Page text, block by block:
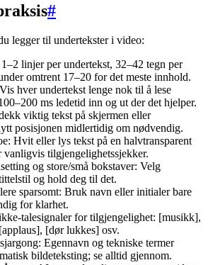
#
legger til undertekster i video:
linjer per undertekst, 32–42 tegn per
omtrent 17–20 for det meste innhold.
hver undertekst lenge nok til å lese
ms ledetid inn og ut der det hjelper.
viktig tekst på skjermen eller
posisjonen midlertidig om nødvendig.
Hvit eller lys tekst på en halvtransparent
vanligvis tilgjengelighetssjekker.
og store/små bokstaver: Velg
og hold deg til det.
sparsomt: Bruk navn eller initialer bare
for klarhet.
talesignaler for tilgjengelighet: [musikk],
[dør lukkes] osv.
Egennavn og tekniske termer
bildeteksting; se alltid gjennom.